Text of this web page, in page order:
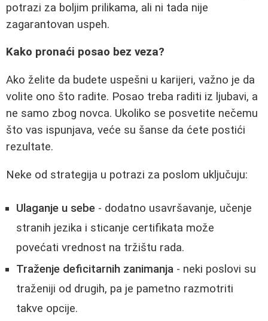
potrazi za boljim prilikama, ali ni tada nije
zagarantovan uspeh.
Kako pronaći posao bez veza?
Ako želite da budete uspešni u karijeri, važno je da
volite ono što radite. Posao treba raditi iz ljubavi, a
ne samo zbog novca. Ukoliko se posvetite nečemu
što vas ispunjava, veće su šanse da ćete postići
rezultate.
Neke od strategija u potrazi za poslom uključuju:
Ulaganje u sebe - dodatno usavršavanje, učenje
stranih jezika i sticanje certifikata može
povećati vrednost na tržištu rada.
Traženje deficitarnih zanimanja - neki poslovi su
traženiji od drugih, pa je pametno razmotriti
takve opcije.